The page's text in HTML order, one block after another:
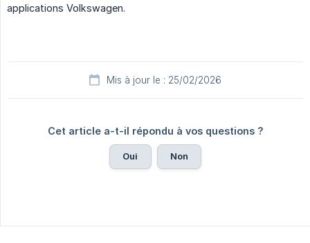
applications Volkswagen.
Mis à jour le : 25/02/2026
Cet article a-t-il répondu à vos questions ?
Oui Non